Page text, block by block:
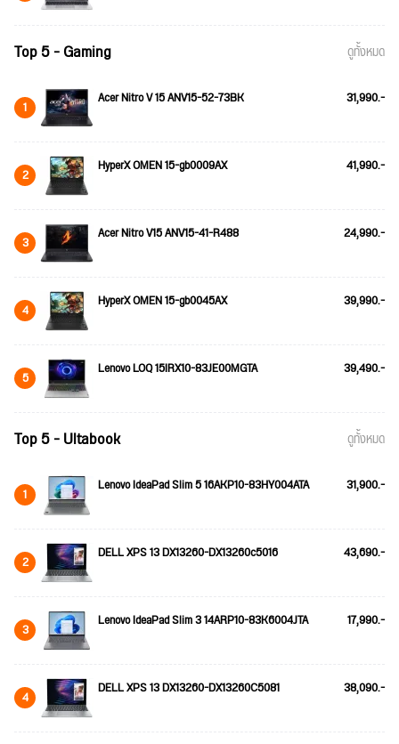
Top 5 - Gaming ดูทั้งหมด
1 Acer Nitro V 15 ANV15-52-73BK 31,990.-
2 HyperX OMEN 15-gb0009AX 41,990.-
3 Acer Nitro V15 ANV15-41-R488 24,990.-
4 HyperX OMEN 15-gb0045AX 39,990.-
5 Lenovo LOQ 15IRX10-83JE00MGTA 39,490.-
Top 5 - Ultabook ดูทั้งหมด
1 Lenovo IdeaPad Slim 5 16AKP10-83HY004ATA 31,900.-
2 DELL XPS 13 DX13260-DX13260c5016 43,690.-
3 Lenovo IdeaPad Slim 3 14ARP10-83K6004JTA 17,990.-
4 DELL XPS 13 DX13260-DX13260C5081 38,090.-